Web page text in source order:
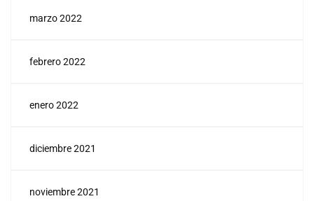
marzo 2022
febrero 2022
enero 2022
diciembre 2021
noviembre 2021